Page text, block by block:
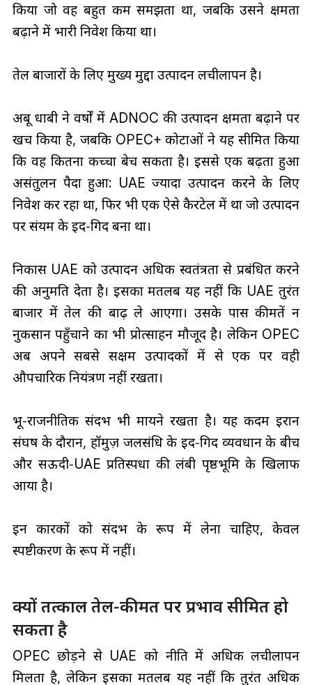
किया जो वह बहुत कम समझता था, जबकि उसने क्षमता
बढ़ाने में भारी निवेश किया था।
तेल बाजारों के लिए मुख्य मुद्दा उत्पादन लचीलापन है।
अबू धाबी ने वर्षों में ADNOC की उत्पादन क्षमता बढ़ाने पर
खर्च किया है, जबकि OPEC+ कोटाओं ने यह सीमित किया
कि वह कितना कच्चा बेच सकता है। इससे एक बढ़ता हुआ
असंतुलन पैदा हुआ: UAE ज्यादा उत्पादन करने के लिए
निवेश कर रहा था, फिर भी एक ऐसे कैरटेल में था जो उत्पादन
पर संयम के इर्द‑गिर्द बना था।
निकास UAE को उत्पादन अधिक स्वतंत्रता से प्रबंधित करने
की अनुमति देता है। इसका मतलब यह नहीं कि UAE तुरंत
बाजार में तेल की बाढ़ ले आएगा। उसके पास कीमतें न
नुकसान पहुँचाने का भी प्रोत्साहन मौजूद है। लेकिन OPEC
अब अपने सबसे सक्षम उत्पादकों में से एक पर वही
औपचारिक नियंत्रण नहीं रखता।
भू‑राजनीतिक संदर्भ भी मायने रखता है। यह कदम ईरान
संघर्ष के दौरान, हॉर्मुज़ जलसंधि के इर्द‑गिर्द व्यवधान के बीच
और सऊदी‑UAE प्रतिस्पर्धा की लंबी पृष्ठभूमि के खिलाफ
आया है।
इन कारकों को संदर्भ के रूप में लेना चाहिए, केवल
स्पष्टीकरण के रूप में नहीं।
क्यों तत्काल तेल‑कीमत पर प्रभाव सीमित हो
सकता है
OPEC छोड़ने से UAE को नीति में अधिक लचीलापन
मिलता है, लेकिन इसका मतलब यह नहीं कि तुरंत अधिक